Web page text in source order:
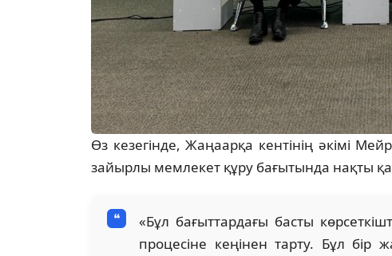
Өз кезегінде, Жаңаарқа кентінің әкімі
зайырлы мемлекет құру бағытында нақты
«Бұл бағыттардағы басты
процесіне кеңінен тарту. Бұл